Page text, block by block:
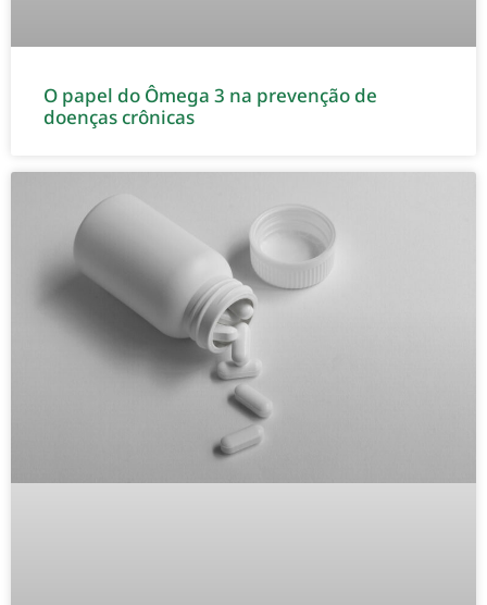
O papel do Ômega 3 na prevenção de
doenças crônicas